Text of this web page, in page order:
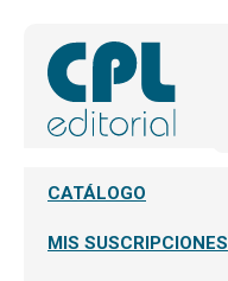
CATÁLOGO
MIS SUSCRIPCIONES